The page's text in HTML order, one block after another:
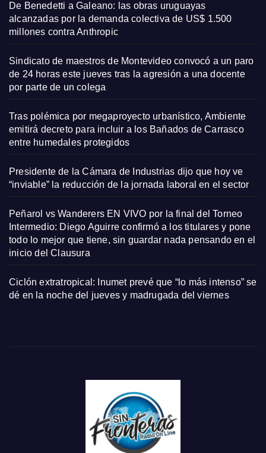
De Benedetti a Galeano: las obras uruguayas
alcanzadas por la demanda colectiva de US$ 1.500
millones contra Anthropic
Sindicato de maestros de Montevideo convocó a un paro
de 24 horas este jueves tras la agresión a una docente
por parte de un colega
Tras polémica por megaproyecto urbanístico, Ambiente
emitirá decreto para incluir a los Bañados de Carrasco
entre humedales protegidos
Presidente de la Cámara de Industrias dijo que hoy ve
“inviable” la reducción de la jornada laboral en el sector
Peñarol vs Wanderers EN VIVO por la final del Torneo
Intermedio: Diego Aguirre confirmó a los titulares y pone
todo lo mejor que tiene, sin guardar nada pensando en el
inicio del Clausura
Ciclón extratropical: Inumet prevé que “lo más intenso” se
dé en la noche del jueves y madrugada del viernes